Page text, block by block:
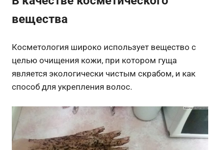
вещества
Косметология широко использует вещество с
целью очищения кожи, при котором гуща
является экологически чистым скрабом, и как
способ для укрепления волос.